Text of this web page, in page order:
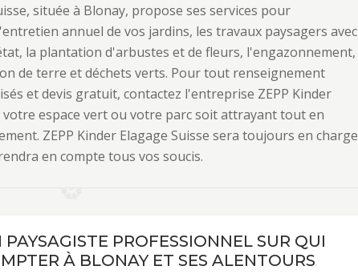
située à Blonay, propose ses services pour
annuel de vos jardins, les travaux paysagers avec
la plantation d'arbustes et de fleurs, l'engazonnement,
de terre et déchets verts. Pour tout renseignement
et devis gratuit, contactez l'entreprise ZEPP Kinder
votre espace vert ou votre parc soit attrayant tout en
ZEPP Kinder Elagage Suisse sera toujours en charge
en compte tous vos soucis.
PAYSAGISTE PROFESSIONNEL SUR QUI
À BLONAY ET SES ALENTOURS